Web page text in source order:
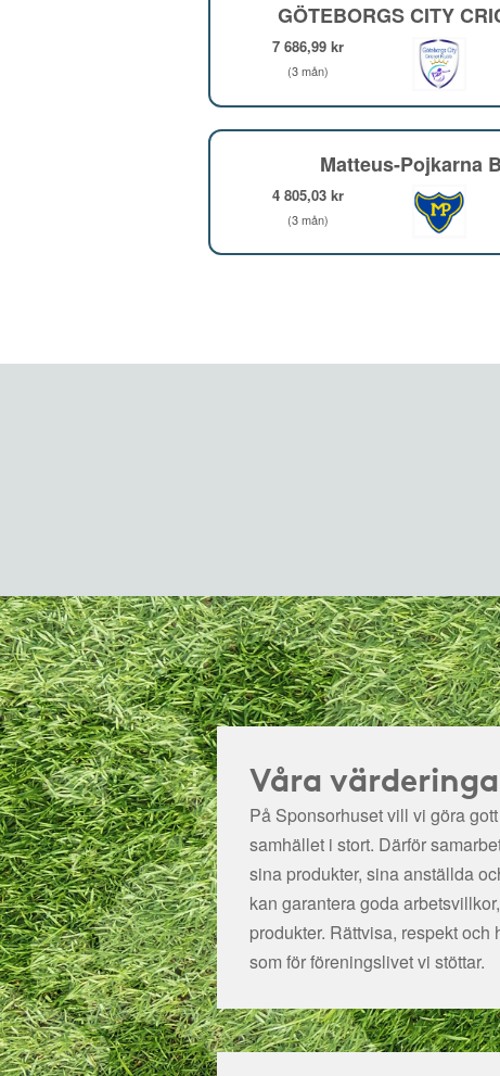
GÖTEBORGS CITY
7 686,99 kr
(3 mån)
Matteus-Pojkarna
4 805,03 kr
(3 mån)
Våra
På Sponsorhuset vill vi göra
samhället i stort. Därför
sina produkter, sina anställda
kan garantera goda
produkter. Rättvisa, respekt
som för föreningslivet vi stöttar.